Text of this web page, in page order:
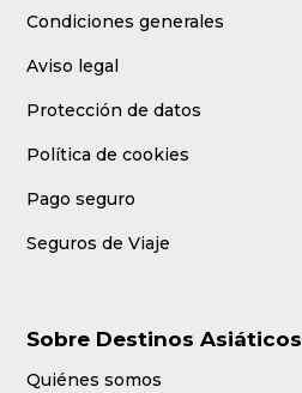
Condiciones generales
Aviso legal
Protección de datos
Política de cookies
Pago seguro
Seguros de Viaje
Sobre Destinos Asiáticos
Quiénes somos